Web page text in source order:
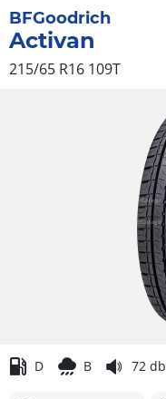
BFGoodrich
Activan
215/65 R16 109T
D B 72 db